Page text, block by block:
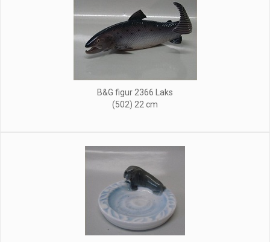
B&G figur 2366 Laks
(502) 22 cm